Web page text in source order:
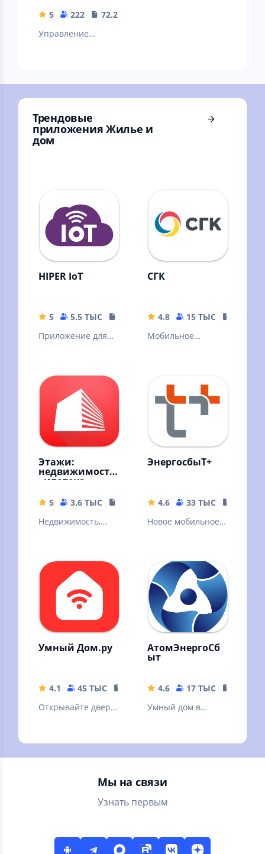
5 222
72.28 MB
Управление
Трендовые
приложения Жилье и
дом
HIPER IoT
5 5.5 ТЫС
104.34 MB
Приложение для
устройствами
HIPER IoT
СГК
4.8 15 ТЫС
Мобильное
компания"
Этажи:
недвижимость
, ипотека
5 3.6 ТЫС
234.59 MB
Недвижимость,
квартир и домов в
одном
приложении.
ЭнергосбыТ+
4.6 33 ТЫС
Новое мобильное
Умный Дом.ру
4.1 45 ТЫС
96.19 MB
Открывайте двери
прикасаясь к
домофону
АтомЭнергоСб
ыт
4.6 17 ТЫС
Умный дом в
Мы на связи
Узнать первым